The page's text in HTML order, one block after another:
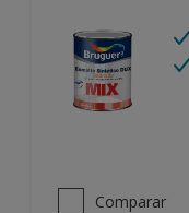
Comparar